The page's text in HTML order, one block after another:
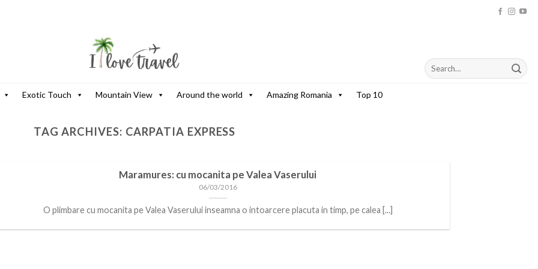
Exotic Touch Mountain View Around the world Amazing Romania Top 10
TAG ARCHIVES: CARPATIA EXPRESS
Maramures: cu mocanita pe Valea Vaserului
06/03/2016
O plimbare cu mocanita pe Valea Vaserului inseamna o intoarcere placuta in timp, pe calea [...]